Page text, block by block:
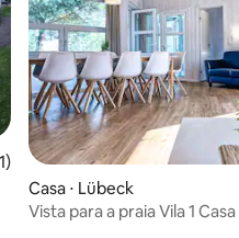
avaliação média de 5, 31
Casa ⋅ Lübeck
Vista para a praia